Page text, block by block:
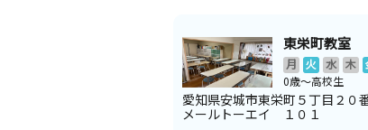
東栄町教室
月 火 水 木
0歳～高校生
愛知県安城市東栄町５丁目２
メールトーエイ １０１